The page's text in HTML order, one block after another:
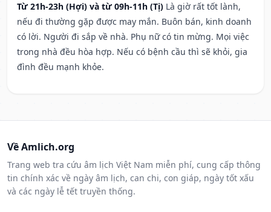
Từ 21h-23h (Hợi) và từ 09h-11h (Tị) Là giờ rất tốt lành,
nếu đi thường gặp được may mắn. Buôn bán, kinh doanh
có lời. Người đi sắp về nhà. Phụ nữ có tin mừng. Mọi việc
trong nhà đều hòa hợp. Nếu có bệnh cầu thì sẽ khỏi, gia
đình đều mạnh khỏe.
Về Amlich.org
Trang web tra cứu âm lịch Việt Nam miễn phí, cung cấp thông
tin chính xác về ngày âm lịch, can chi, con giáp, ngày tốt xấu
và các ngày lễ tết truyền thống.